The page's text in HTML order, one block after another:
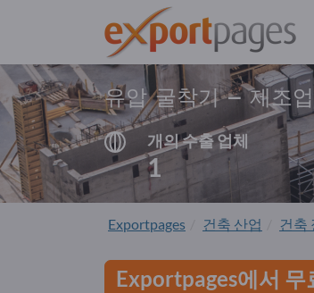
유압 굴착기 – 제조
개의 수출 업체
1
Exportpages 건축 산업 건축
Exportpages에서